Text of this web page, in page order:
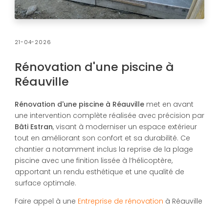
21-04-2026
Rénovation d'une piscine à
Réauville
Rénovation d'une piscine à Réauville met en avant
une intervention complète réalisée avec précision par
Bâti Estran, visant à moderniser un espace extérieur
tout en améliorant son confort et sa durabilité. Ce
chantier a notamment inclus la reprise de la plage
piscine avec une finition lissée à l’hélicoptère,
apportant un rendu esthétique et une qualité de
surface optimale.
Faire appel à une Entreprise de rénovation à Réauville